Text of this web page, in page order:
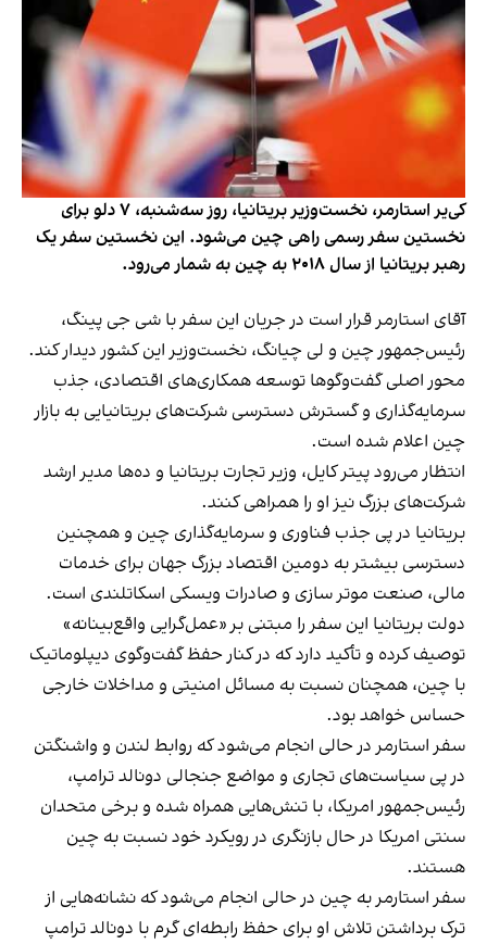
کی‌یر استارمر، نخست‌وزیر بریتانیا، روز سه‌شنبه، ۷ دلو برای
نخستین سفر رسمی راهی چین می‌شود. این نخستین سفر یک
رهبر بریتانیا از سال ۲۰۱۸ به چین به شمار می‌رود.
آقای استارمر قرار است در جریان این سفر با شی جی پینگ،
رئیس‌جمهور چین و لی چیانگ، نخست‌وزیر این کشور دیدار کند.
محور اصلی گفت‌وگوها توسعه همکاری‌های اقتصادی، جذب
سرمایه‌گذاری و گسترش دسترسی شرکت‌های بریتانیایی به بازار
چین اعلام شده است.
انتظار می‌رود پیتر کایل، وزیر تجارت بریتانیا و ده‌ها مدیر ارشد
شرکت‌های بزرگ نیز او را همراهی کنند.
بریتانیا در پی جذب فناوری و سرمایه‌گذاری چین و همچنین
دسترسی بیشتر به دومین اقتصاد بزرگ جهان برای خدمات
مالی، صنعت موتر سازی و صادرات ویسکی اسکاتلندی است.
دولت بریتانیا این سفر را مبتنی بر «عمل‌گرایی واقع‌بینانه»
توصیف کرده و تأکید دارد که در کنار حفظ گفت‌وگوی دیپلوماتیک
با چین، همچنان نسبت به مسائل امنیتی و مداخلات خارجی
حساس خواهد بود.
سفر استارمر در حالی انجام می‌شود که روابط لندن و واشنگتن
در پی سیاست‌های تجاری و مواضع جنجالی دونالد ترامپ،
رئیس‌جمهور امریکا، با تنش‌هایی همراه شده و برخی متحدان
سنتی امریکا در حال بازنگری در رویکرد خود نسبت به چین
هستند.
سفر استارمر به چین در حالی انجام می‌شود که نشانه‌هایی از
ترک برداشتن تلاش او برای حفظ رابطه‌ای گرم با دونالد ترامپ